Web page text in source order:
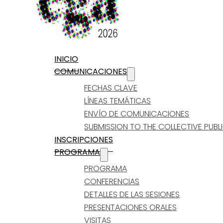
INICIO
COMUNICACIONES
FECHAS CLAVE
LÍNEAS TEMÁTICAS
ENVÍO DE COMUNICACIONES
SUBMISSION TO THE COLLECTIVE
INSCRIPCIONES
PROGRAMA
PROGRAMA
CONFERENCIAS
DETALLES DE LAS SESIONES
PRESENTACIONES ORALES
VISITAS